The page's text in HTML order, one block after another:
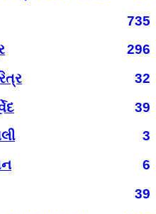
735
296
32
39
3
6
39